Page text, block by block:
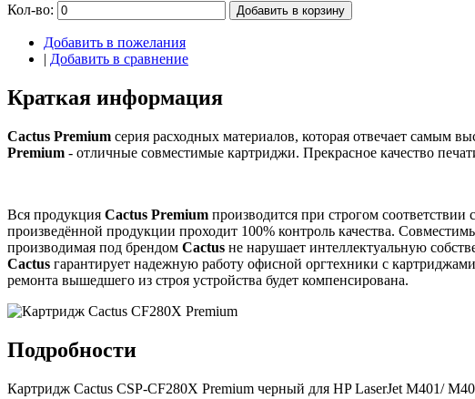
Кол-во:
Добавить в корзину
Добавить в пожелания
| Добавить в сравнение
Краткая информация
Cactus Premium серия расходных материалов, которая отвечает самым
Premium - отличные совместимые картриджи. Прекрасное качество
Вся продукция Cactus Premium производится при строгом
произведённой продукции проходит 100% контроль качества.
производимая под брендом Cactus не нарушает интеллектуальную
Cactus гарантирует надежную работу офисной оргтехники с картриджами
ремонта вышедшего из строя устройства будет компенсирована.
Подробности
Картридж Cactus CSP-CF280X Premium черный для HP LaserJet M401/